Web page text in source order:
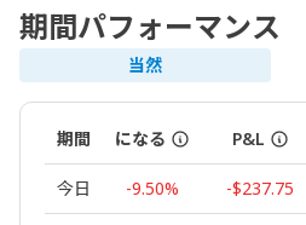
期間パフォーマンス
当然
期間 になる P&L
今日 -9.50% -$237.75